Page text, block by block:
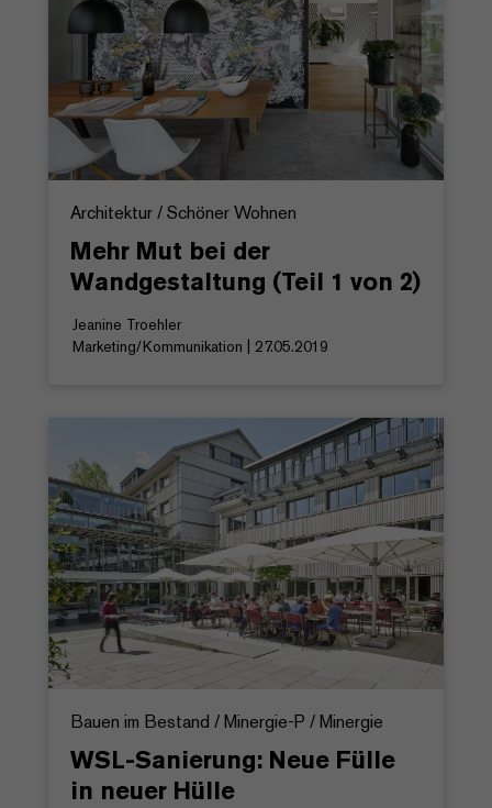
Architektur / Schöner Wohnen
Mehr Mut bei der
Wandgestaltung (Teil 1 von 2)
Jeanine Troehler
Marketing/Kommunikation | 27.05.2019
Bauen im Bestand / Minergie-P / Minergie
WSL-Sanierung: Neue Fülle
in neuer Hülle